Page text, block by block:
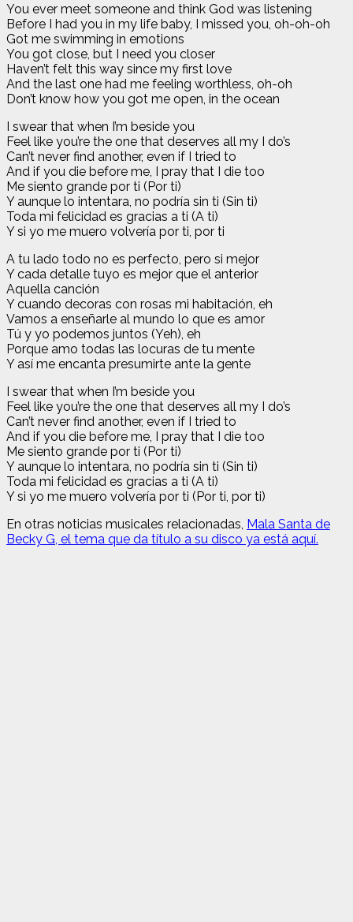
You ever meet someone and think God was listening
Before I had you in my life baby, I missed you, oh-oh-oh
Got me swimming in emotions
You got close, but I need you closer
Haven’t felt this way since my first love
And the last one had me feeling worthless, oh-oh
Don’t know how you got me open, in the ocean
I swear that when I’m beside you
Feel like you’re the one that deserves all my I do’s
Can’t never find another, even if I tried to
And if you die before me, I pray that I die too
Me siento grande por ti (Por ti)
Y aunque lo intentara, no podría sin ti (Sin ti)
Toda mi felicidad es gracias a ti (A ti)
Y si yo me muero volvería por ti, por ti
A tu lado todo no es perfecto, pero si mejor
Y cada detalle tuyo es mejor que el anterior
Aquella canción
Y cuando decoras con rosas mi habitación, eh
Vamos a enseñarle al mundo lo que es amor
Tú y yo podemos juntos (Yeh), eh
Porque amo todas las locuras de tu mente
Y así me encanta presumirte ante la gente
I swear that when I’m beside you
Feel like you’re the one that deserves all my I do’s
Can’t never find another, even if I tried to
And if you die before me, I pray that I die too
Me siento grande por ti (Por ti)
Y aunque lo intentara, no podría sin ti (Sin ti)
Toda mi felicidad es gracias a ti (A ti)
Y si yo me muero volvería por ti (Por ti, por ti)
En otras noticias musicales relacionadas, Mala Santa de
Becky G, el tema que da título a su disco ya está aquí.